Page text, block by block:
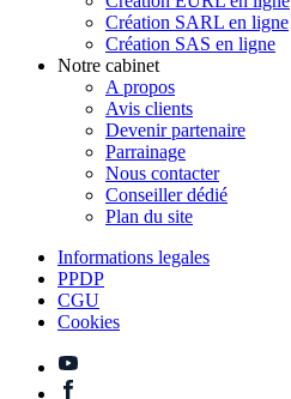
Création SARL en ligne
Création SAS en ligne
Notre cabinet
A propos
Avis clients
Devenir partenaire
Parrainage
Nous contacter
Conseiller dédié
Plan du site
Informations legales
PPDP
CGU
Cookies